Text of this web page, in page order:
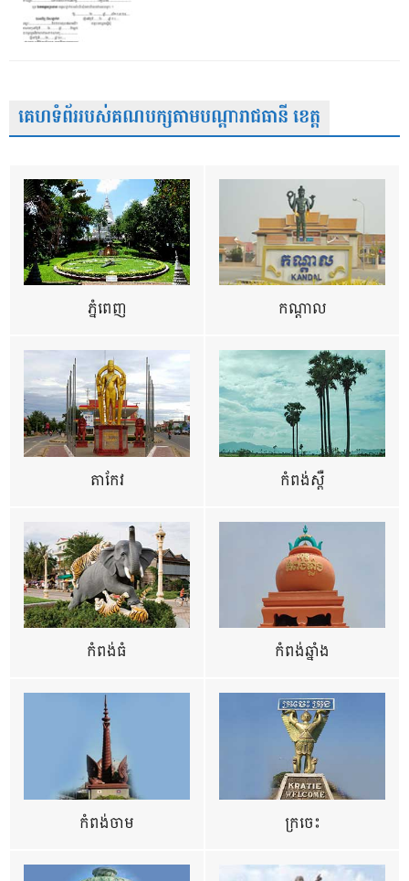
គេហទំព័ររបស់គណបក្សតាមបណ្តារាជធានី ខេត្ត
ភ្នំពេញ កណ្តាល
តាកែវ កំពង់ស្ពឺ
កំពង់ធំ កំពង់ឆ្នាំង
កំពង់ចាម ក្រចេះ